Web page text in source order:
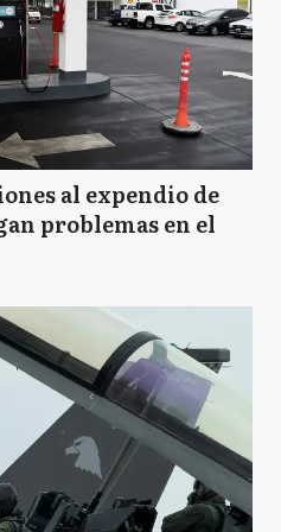
al expendio de
problemas en el